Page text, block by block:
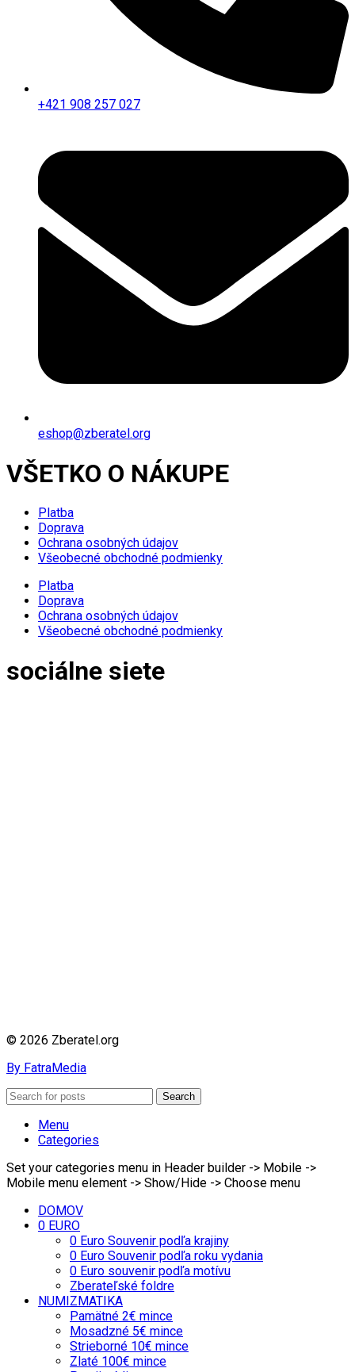
+421 908 257 027
eshop@zberatel.org
VŠETKO O NÁKUPE
Platba
Doprava
Ochrana osobných údajov
Všeobecné obchodné podmienky
Platba
Doprava
Ochrana osobných údajov
Všeobecné obchodné podmienky
sociálne siete
© 2026 Zberatel.org
By FatraMedia
Search
Menu
Categories
Set your categories menu in Header builder -> Mobile ->
Mobile menu element -> Show/Hide -> Choose menu
DOMOV
0 EURO
0 Euro Souvenir podľa krajiny
0 Euro Souvenir podľa roku vydania
0 Euro souvenir podľa motívu
Zberateľské foldre
NUMIZMATIKA
Pamätné 2€ mince
Mosadzné 5€ mince
Strieborné 10€ mince
Zlaté 100€ mince